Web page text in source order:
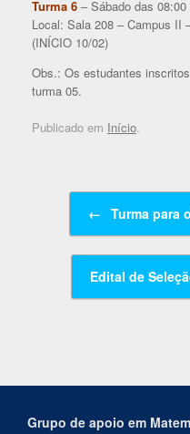
Turma 6 – Sábado das
Local: Sala 208 – Campus II
(INÍCIO 10/02)
Obs.: Os estudantes
turma 05.
Publicado em Início.
Navegação de posts
← Turma para
Edital de
Grupo de apoio em